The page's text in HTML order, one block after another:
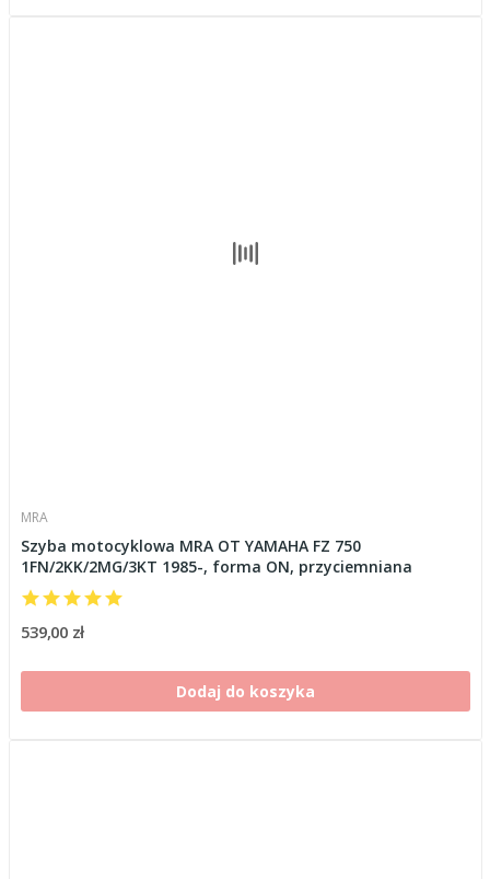
MRA
Szyba motocyklowa MRA OT YAMAHA FZ 750
1FN/2KK/2MG/3KT 1985-, forma ON, przyciemniana
539,00 zł
Dodaj do koszyka